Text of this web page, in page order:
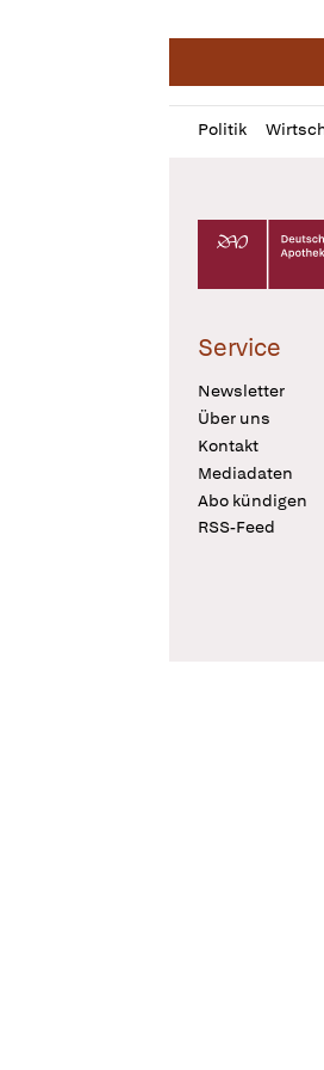
Politik
Profil
öffnen
Daz
Pur
Deutscher
Service
Newsletter
Über uns
Kontakt
Mediadaten
Abo kündigen
RSS-Feed